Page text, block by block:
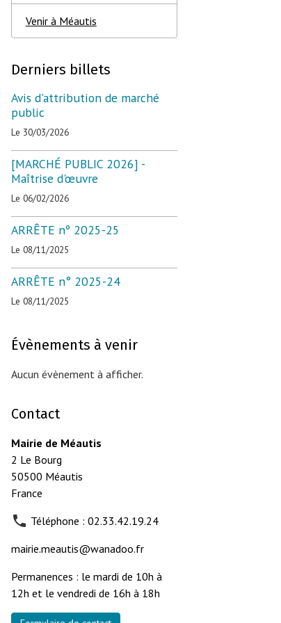
Venir à Méautis
Derniers billets
Avis d'attribution de marché
public
Le 30/03/2026
[MARCHÉ PUBLIC 2026] -
Maîtrise d'œuvre
Le 06/02/2026
ARRÊTE nº 2025-25
Le 08/11/2025
ARRÊTE n° 2025-24
Le 08/11/2025
Évènements à venir
Aucun évènement à afficher.
Contact
Mairie de Méautis
2 Le Bourg
50500 Méautis
France
Téléphone : 02.33.42.19.24
mairie.meautis@wanadoo.fr
Permanences : le mardi de 10h à
12h et le vendredi de 16h à 18h